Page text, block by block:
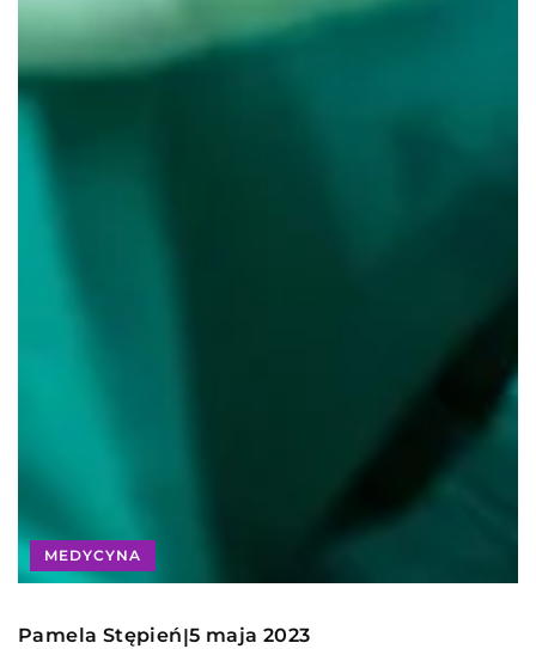
MEDYCYNA
Pamela Stępień|5 maja 2023